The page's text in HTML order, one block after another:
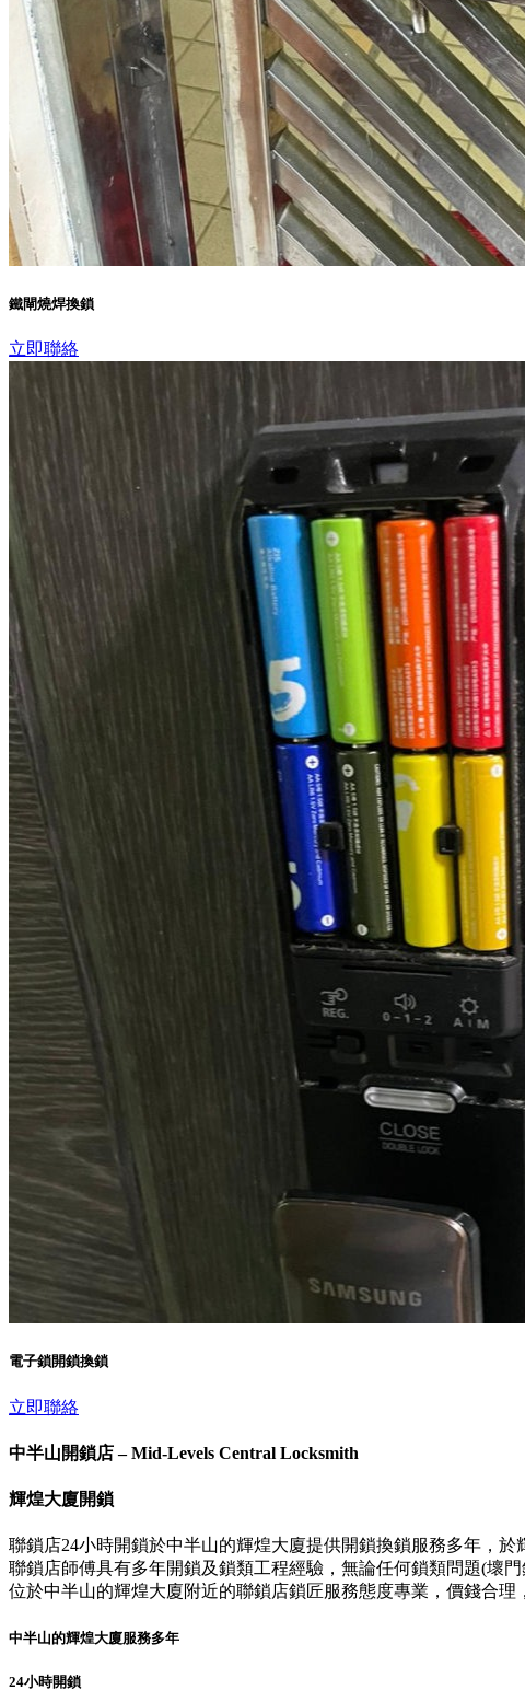
鐵閘燒焊換鎖
立即聯絡
電子鎖開鎖換鎖
立即聯絡
中半山開鎖店 – Mid-Levels Central Locksmith
輝煌大廈開鎖
聯鎖店24小時開鎖於中半山的輝煌大廈提供開鎖換鎖服務多年，
聯鎖店師傅具有多年開鎖及鎖類工程經驗，無論任何鎖類問題(壞
位於中半山的輝煌大廈附近的聯鎖店鎖匠服務態度專業，價錢合
中半山的輝煌大廈服務多年
24小時開鎖